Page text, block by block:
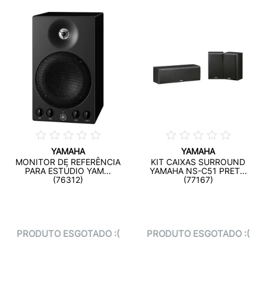
YAMAHA
MONITOR DE REFERÊNCIA
PARA ESTÚDIO YAM...
(76312)
PRODUTO ESGOTADO :(
YAMAHA
KIT CAIXAS SURROUND
YAMAHA NS-C51 PRET...
(77167)
PRODUTO ESGOTADO :(